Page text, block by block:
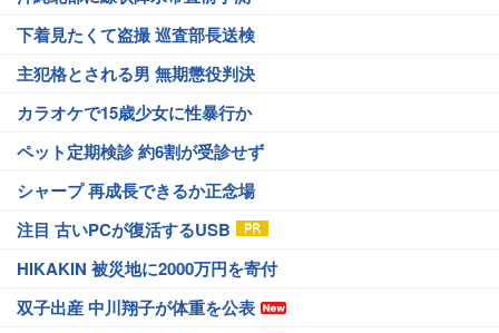
下着見たくて盗撮 巡査部長送検
主犯格とされる男 無期懲役判決
カラオケで15歳少女に性暴行か
ペット定期検診 約6割が受診せず
シャープ 再成長できるか正念場
注目 古いPCが復活するUSB
HIKAKIN 被災地に2000万円を寄付
双子出産 中川翔子が体重を公表